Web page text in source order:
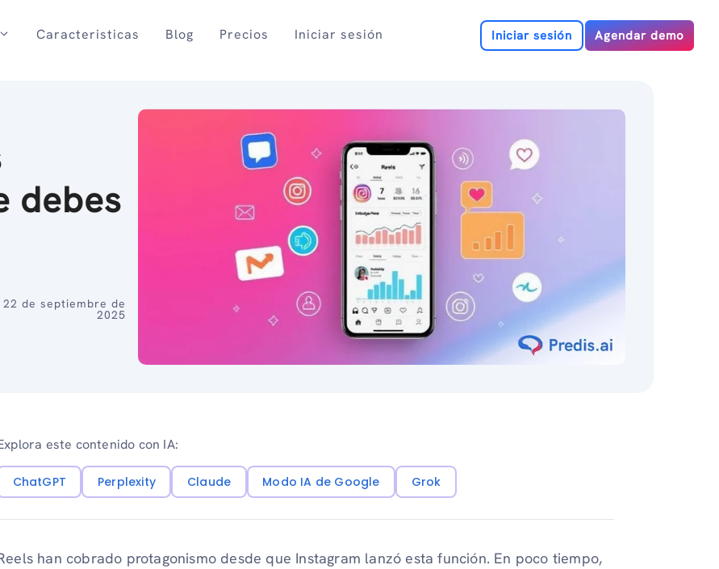
Caracteristicas Blog Precios Iniciar sesión Iniciar sesión Agendar demo
debes
22 de septiembre de
2025
este contenido con IA:
ChatGPT Perplexity Claude Modo IA de Google Grok
han cobrado protagonismo desde que Instagram lanzó esta función. En poco tiempo,